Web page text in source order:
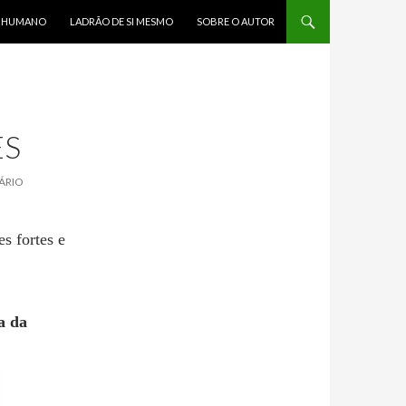
HUMANO LADRÃO DE SI MESMO SOBRE O AUTOR
fortes e
da